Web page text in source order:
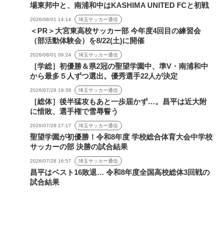
場東邦中と、南浦和中はKASHIMA UNITED FCと初戦
2026/08/01 14:14 埼玉サッカー通信
＜PR＞大宮東高校サッカー部 今年度4回目の練習会
（部活動体験会）を8/22(土)に開催
2026/08/01 09:24 埼玉サッカー通信
［学総］初優勝＆県2冠の聖望学園中、準V・南浦和中
から最多５人ずつ選出。優秀選手22人が決定
2026/07/29 19:39 埼玉サッカー通信
［総体］後半猛攻もあと一歩届かず…。昌平は近大附
に惜敗、選手権で雪辱誓う
2026/07/28 17:17 埼玉サッカー通信
聖望学園が初優勝！令和8年度 学校総合体育大会中学校
サッカーの部 決勝の試合結果
2026/07/28 16:57 埼玉サッカー通信
昌平はベスト16敗退… 令和8年度全国高校総体3回戦の
試合結果